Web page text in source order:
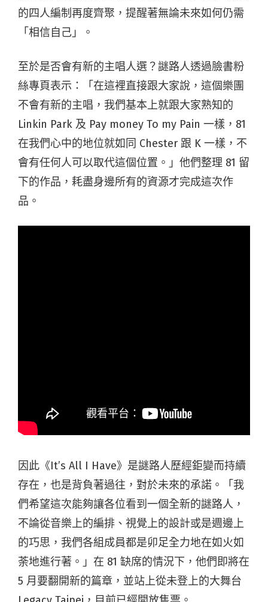
的四人編制再度齊聚，提醒著無論未來如何仍需
「相信自己」。
至於是否會有新的主唱人選？謎路人透過臉書粉
絲專頁表示：「在這裡直接跟大家說，這個樂團
不會有新的主唱，我們基本上就跟大家熟知的
Linkin Park 及 Pay money To my Pain 一樣，81
在我們心中的地位就如同 Chester 跟 K 一樣，不
會有任何人可以取代這個位置。」他們整理 81 留
下的作品，耗盡身邊所有的資源才完成這次作
品。
因此《It’s All I Have》是謎路人歷經鉅變而持續
存在，也是背負著過往，對於未來的承諾。「我
們希望這次能夠讓各位看到一個全新的謎路人，
不論從音樂上的編排、視覺上的設計或是週邊上
的巧思，我們各組成員都是卯足全力地在如火如
荼地進行著。」在 81 缺席的情況下，他們即將在
5 月要翻開新的篇章，並站上從未登上的大舞台